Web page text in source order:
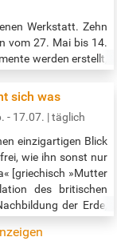
Werkstatt. Zehn
vom 27. Mai bis 14.
werden erstellt,
eine Großformat-
Künstlerinnen in…
sich was
- 17.07. | täglich
einzigartigen Blick
wie ihn sonst nur
[griechisch »Mutter
des britischen
der Erde,
zeigt,…